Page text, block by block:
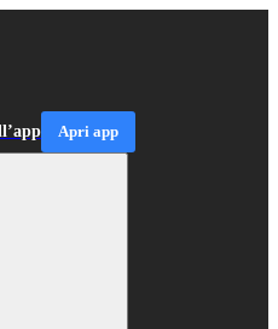
Apri app